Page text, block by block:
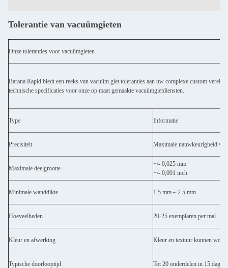
Tolerantie van vacuümgieten
Onze toleranties voor vacuümgieten
Barana Rapid biedt een reeks van vacuüm giet toleranties aan uw complexe custom
technische specificaties voor onze op maat gemaakte vacuümgietdiensten.
Type Informatie
Precisiteit Maximale nauwkeurigheid
Maximale deelgrootte
+/- 0,025 mm
+/- 0,001 inch
Minimale wanddikte 1.5 mm～2.5 mm
Hoeveelheden 20-25 exemplaren per mal
Kleur en afwerking Kleur en textuur kunnen
Typische doorlooptijd Tot 20 onderdelen in 15